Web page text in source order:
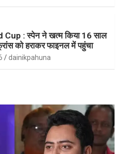
Cup : स्पेन ने खत्म किया 16 साल
को हराकर फाइनल में पहुंचा
dainikpahuna